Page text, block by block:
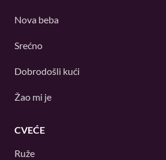
Nova beba
Srećno
Dobrodošli kući
Žao mi je
CVEĆE
Ruže